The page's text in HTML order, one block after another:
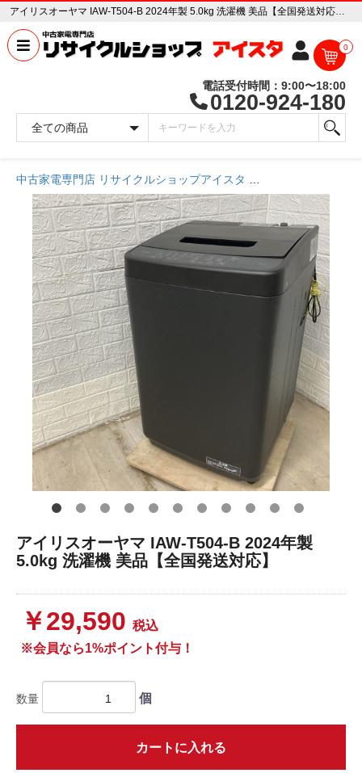
アイリスオーヤマ IAW-T504-B 2024年製 5.0kg 洗濯機 美品【全国発送対応】 中古家電販売専門店 リサイクルショップ アイスタ
0
電話受付時間：9:00〜18:00
0120-924-180
中古家電専門店 リサイクルショップアイスタ
アイリスオーヤマ IAW-T504-B 2024年製
5.0kg 洗濯機 美品【全国発送対応】
￥29,590 税込
※会員なら1%ポイント付与！
数量 個
カートに入れる